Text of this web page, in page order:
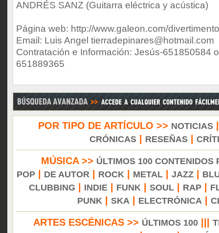
ANDRÉS SANZ (Guitarra eléctrica y acústica)
Página web: http://www.galeon.com/
Email: Luis Angel tierradepinares@hotmail.com
Contratación e Información: Jesús-651850584
651889365
POR TIPO DE ARTÍCULO >> NOTICIAS
CRÓNICAS| RESEÑAS|
MÚSICA >> ÚLTIMOS 100 CONTENIDOS
POP| DE AUTOR ROCK METAL| JAZZ|
CLUBBING
INDIE| FUNK SOUL| RAP|
PUNK
SKA ELECTRÓNICA
ARTES ESCÉNICAS >> ÚLTIMOS 100